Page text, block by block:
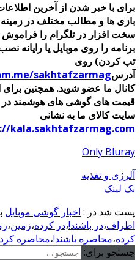
برای با خبر شدن از آخرین
بازی ها و مطالب مختلف در
سخت افزار در تلگرام را فراموش
برنامه را روی موبایل یا رایانه
تپ کردن) روی
آدرسsakhtafzarmag
کانال ما عضو شوید. همچنین
قیمت های گوشی های هوشمند در
سایت کالای ما به نشانی
kala.sakhtafzarmag.com
Only Bluray
آلرژی و تغذیه
بک لینک
پست شد در : اخبار گوشی موبایل
اطراف،در باشند!،در کرده،زمین،
کرده،محاصره باشند!،محاصره
جستجو برای: